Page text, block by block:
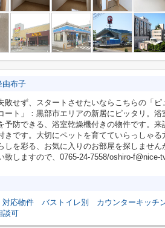
由布子
敗せず、スタートさせたいならこちらの「ピ
ート」：黒部市エリアの新居にピッタリ。
予防できる、浴室乾燥機付きの物件です。
きです。大切にペットを育てていらっしゃる
しを彩る、お気に入りのお部屋を探しませ
致しますので、0765-24-7558/oshiro-f@nice-
対応物件 バストイレ別 カウンターキッチ
談可